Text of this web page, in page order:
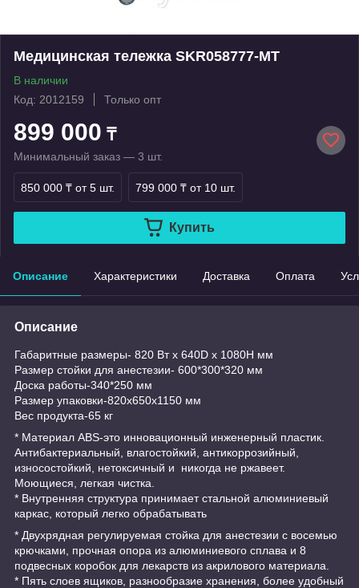
Медицинская тележка SKR058777-MT
В наличии
Код: 2012159
Только опт
899 000 ₸
Минимальный заказ — 3 шт.
850 000 ₸ от 5 шт. 799 000 ₸ от 10 шт.
Купить
Описание Характеристики Доставка Оплата
Описание
Габаритные размеры- 820 Вт x 640D x 1080H мм
Размер стойки для анестезии- 600*300*320 мм
Доска работы-340*250 мм
Размер упаковки-820x650x1150 мм
Вес продукта-65 кг
* Материал ABS-это инновационный инженерный пластик.
Антибактериальный, влагостойкий, антикоррозийный,
износостойкий, нетоксичный и никогда не ржавеет.
Моющиеся, легкая чистка.
* Внутренняя структура принимает стальной алюминиевый
каркас, который легко обрабатывать
* Двухрядная регулируемая стойка для анестезии с восемью
крючками, прочная опора из алюминиевого сплава и 8
подвесных коробок для лекарств из акрилового материала.
* Пять слоев ящиков, разнообразие хранения, более удобный